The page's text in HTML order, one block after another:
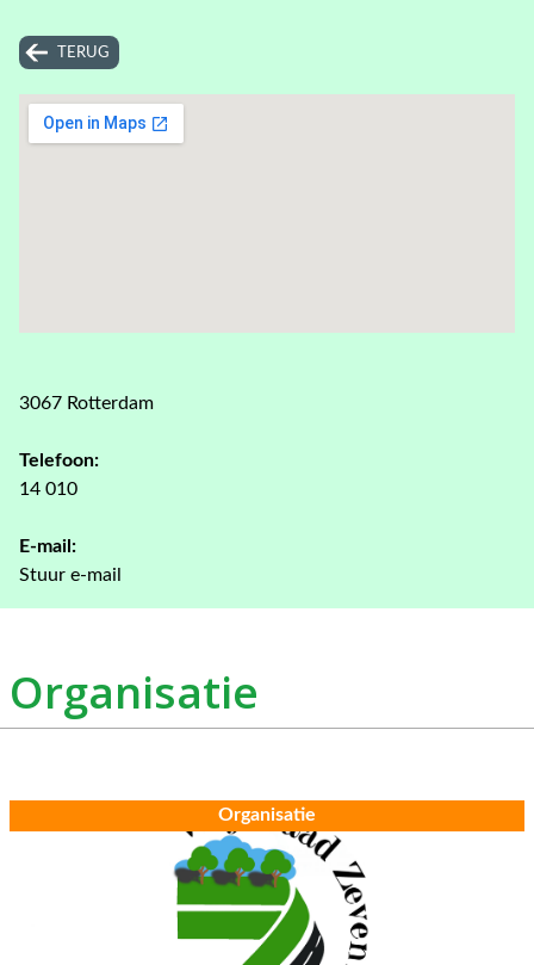
TERUG
3067 Rotterdam
Telefoon:
14 010
E-mail:
Stuur e-mail
Organisatie
Organisatie